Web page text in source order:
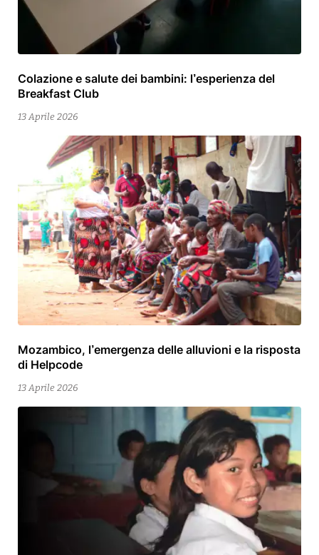
Colazione e salute dei bambini: l’esperienza del
Breakfast Club
13 Aprile 2026
13
Aprile
2026
Mozambico, l’emergenza delle alluvioni e la risposta
di Helpcode
13 Aprile 2026
15
Aprile
2026